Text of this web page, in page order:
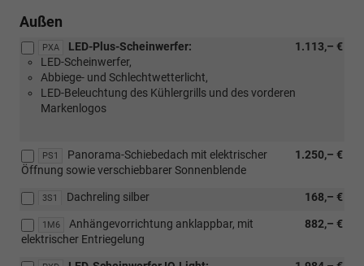
Außen
PXA 1.113,– €
LED-Plus-Scheinwerfer:
LED-Scheinwerfer,
Abbiege- und Schlechtwetterlicht,
LED-Beleuchtung des Kühlergrills und des vorderen
Markenlogos
PS1 1.250,– €
Panorama-Schiebedach mit elektrischer
Öffnung sowie verschiebbarer Sonnenblende
3S1 168,– €
Dachreling silber
1M6 882,– €
Anhängevorrichtung anklappbar, mit
elektrischer Entriegelung